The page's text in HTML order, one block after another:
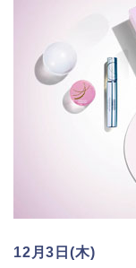
12月3日(木)